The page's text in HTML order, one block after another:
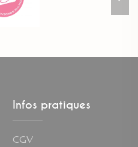
Infos pratiques
CGV